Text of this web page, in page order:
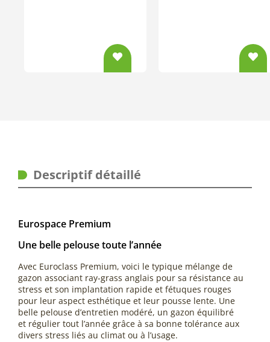
Descriptif détaillé
Eurospace Premium
Une belle pelouse toute l’année
Avec Euroclass Premium, voici le typique mélange de
gazon associant ray-grass anglais pour sa résistance au
stress et son implantation rapide et fétuques rouges
pour leur aspect esthétique et leur pousse lente. Une
belle pelouse d’entretien modéré, un gazon équilibré
et régulier tout l’année grâce à sa bonne tolérance aux
divers stress liés au climat ou à l’usage.